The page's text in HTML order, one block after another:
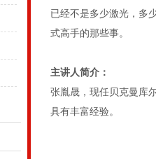
已经不是多少激光，多
式高手的那些事。
主讲人简介：
张胤晟，现任贝克曼库
具有丰富经验。